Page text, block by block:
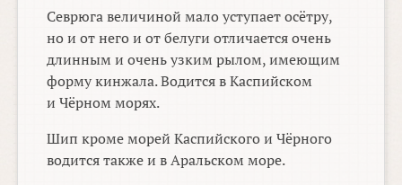
Севрюга величиной мало уступает осётру,
но и от него и от белуги отличается очень
длинным и очень узким рылом, имеющим
форму кинжала. Водится в Каспийском
и Чёрном морях.
Шип кроме морей Каспийского и Чёрного
водится также и в Аральском море.